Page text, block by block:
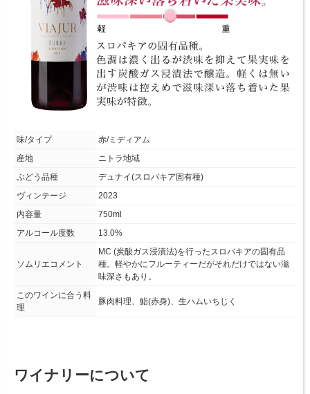
味/タイプ
赤/ミディアム
産地
ニトラ地域
ぶどう品種
デュナイ(スロバキア固有種)
ヴィンテージ
2023
内容量
750ml
アルコール度数
13.0%
ソムリエコメント
MC (炭酸ガス浸漬法)を行ったスロバキアの固有品
種。軽やかにフルーティーだがそれだけではない滋
味深さもあり。
このワインに合う料
理
豚肉料理、鮨(赤身)、生ハムいちじく
ワイナリーについて